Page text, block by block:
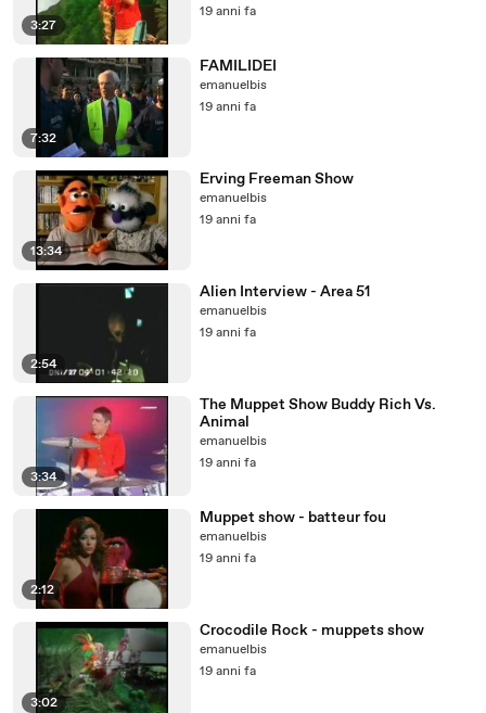
3:27
19 anni fa
7:32
FAMILIDEI
emanuelbis
19 anni fa
13:34
Erving Freeman Show
emanuelbis
19 anni fa
2:54
Alien Interview - Area 51
emanuelbis
19 anni fa
3:34
The Muppet Show Buddy Rich Vs.
Animal
emanuelbis
19 anni fa
2:12
Muppet show - batteur fou
emanuelbis
19 anni fa
3:02
Crocodile Rock - muppets show
emanuelbis
19 anni fa